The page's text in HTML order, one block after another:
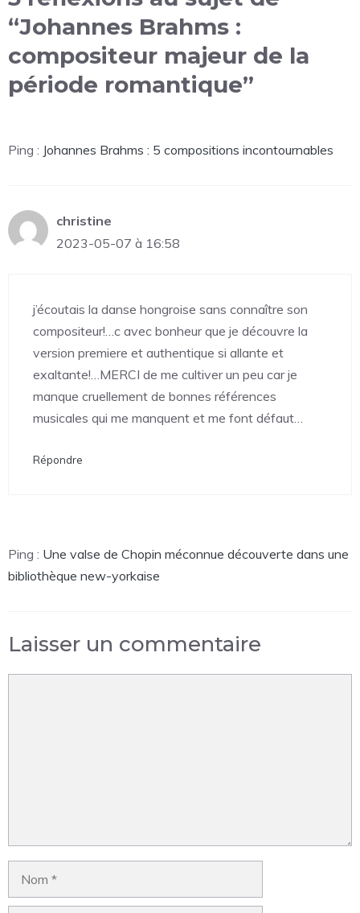
“Johannes Brahms :
compositeur majeur de la
période romantique”
Ping : Johannes Brahms : 5 compositions incontournables
christine
2023-05-07 à 16:58
j’écoutais la danse hongroise sans connaître son
compositeur!…c avec bonheur que je découvre la
version premiere et authentique si allante et
exaltante!…MERCI de me cultiver un peu car je
manque cruellement de bonnes références
musicales qui me manquent et me font défaut…
Répondre
Ping : Une valse de Chopin méconnue découverte dans une
bibliothèque new-yorkaise
Laisser un commentaire